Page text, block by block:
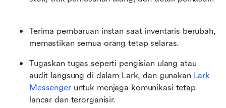
Terima pembaruan instan saat inventaris berubah,
memastikan semua orang tetap selaras.
Tugaskan tugas seperti pengisian ulang atau
audit langsung di dalam Lark, dan gunakan Lark
Messenger untuk menjaga komunikasi tetap
lancar dan terorganisir.